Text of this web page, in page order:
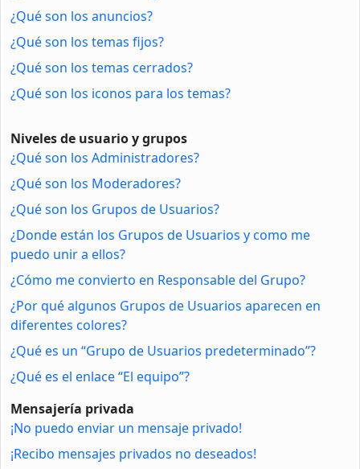
¿Qué son los anuncios?
¿Qué son los temas fijos?
¿Qué son los temas cerrados?
¿Qué son los iconos para los temas?
Niveles de usuario y grupos
¿Qué son los Administradores?
¿Qué son los Moderadores?
¿Qué son los Grupos de Usuarios?
¿Donde están los Grupos de Usuarios y como me
puedo unir a ellos?
¿Cómo me convierto en Responsable del Grupo?
¿Por qué algunos Grupos de Usuarios aparecen en
diferentes colores?
¿Qué es un “Grupo de Usuarios predeterminado”?
¿Qué es el enlace “El equipo”?
Mensajería privada
¡No puedo enviar un mensaje privado!
¡Recibo mensajes privados no deseados!